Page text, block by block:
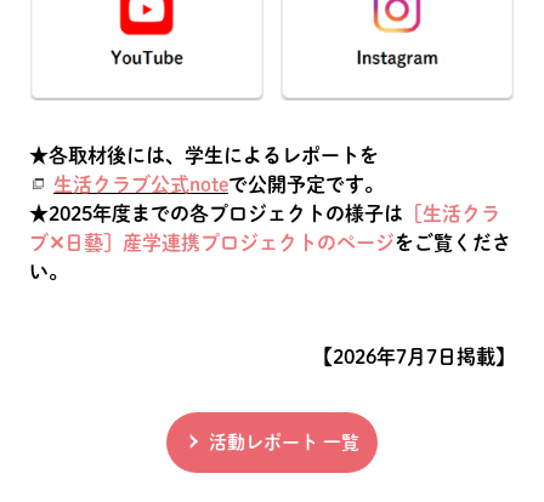
★各取材後には、学生によるレポートを
生活クラブ公式noteで公開予定です。
★2025年度までの各プロジェクトの様子は ［生活クラ
ブ✕日藝］産学連携プロジェクトのページをご覧くださ
い。
【2026年7月7日掲載】
活動レポート 一覧